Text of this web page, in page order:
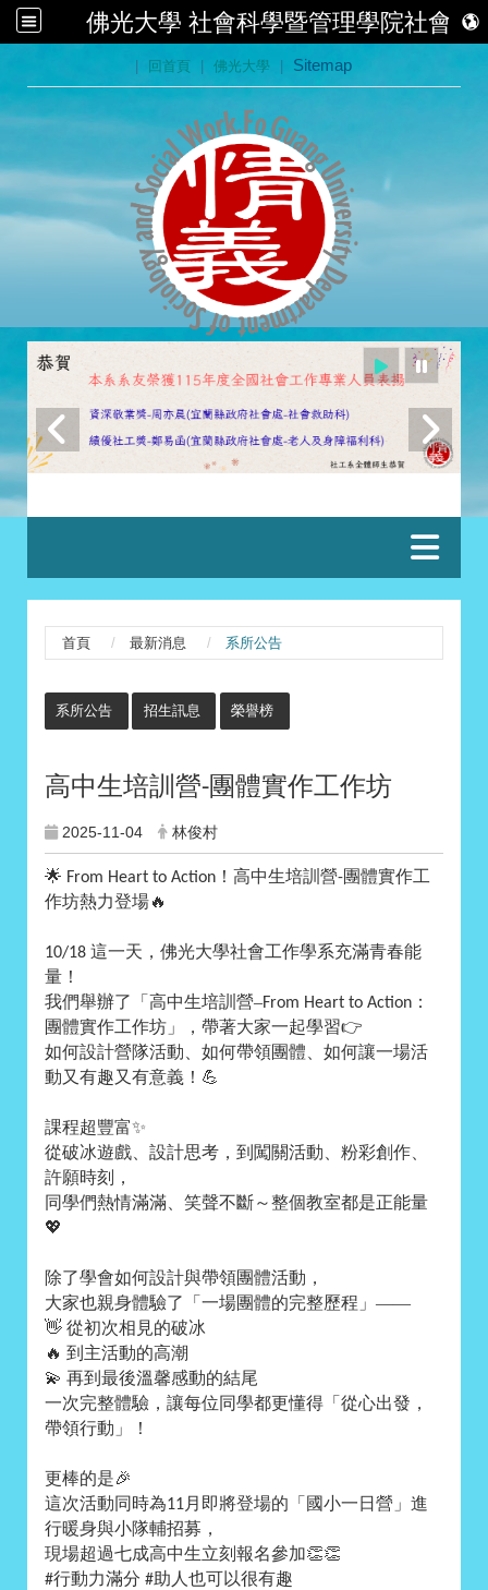
佛光大學 社會科學暨管理學院社會學
| 回首頁 | 佛光大學 | Sitemap
首頁 最新消息 系所公告
系所公告 招生訊息 榮譽榜
高中生培訓營-團體實作工作坊
2025-11-04 林俊村
🌟 From Heart to Action ！高中生培訓營-團體實作工
作坊熱力登場🔥
10/18 這一天，佛光大學社會工作學系充滿青春能
量！
我們舉辦了「高中生培訓營–From Heart to Action ：
團體實作工作坊」，帶著大家一起學習👉
如何設計營隊活動、如何帶領團體、如何讓一場活
動又有趣又有意義！ 💪
課程超豐富✨
從破冰遊戲、設計思考，到闖關活動、粉彩創作、
許願時刻，
同學們熱情滿滿、笑聲不斷～整個教室都是正能量
💖
除了學會如何設計與帶領團體活動，
大家也親身體驗了「一場團體的完整歷程」——
👋 從初次相見的破冰
🔥 到主活動的高潮
💫 再到最後溫馨感動的結尾
一次完整體驗，讓每位同學都更懂得「從心出發，
帶領行動」！
更棒的是🎉
這次活動同時為11月即將登場的「國小一日營」進
行暖身與小隊輔招募，
現場超過七成高中生立刻報名參加👏👏
#行動力滿分 #助人也可以很有趣